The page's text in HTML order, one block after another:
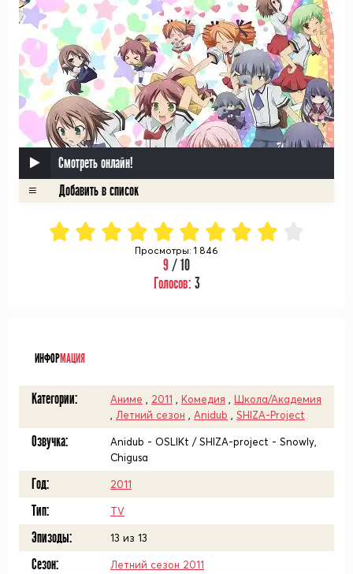
Смотреть онлайн!
Просмотры: 1 846
9/ 10
Голосов: 3
ИНФОРМАЦИЯ
Категории: Аниме 2011 Комедия
Школа/Академия
Летний сезон Anidub SHIZA-Project
Озвучка:
Anidub - OSLIKt / SHIZA-project - Snowly,
Chigusa
Год: 2011
Тип: TV
Эпизоды: 13 из 13
Сезон: Летний сезон 2011